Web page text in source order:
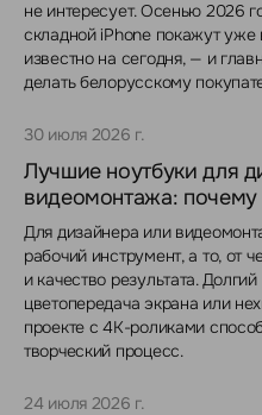
не интересует. Осенью 2026
складной iPhone покажут уже
известно на сегодня, — и
делать белорусскому
30 июля 2026 г.
Лучшие ноутбуки для
видеомонтажа:
Для дизайнера или
рабочий инструмент, а то, от
и качество результата.
цветопередача экрана или
проекте с 4K-роликами
творческий процесс.
24 июля 2026 г.